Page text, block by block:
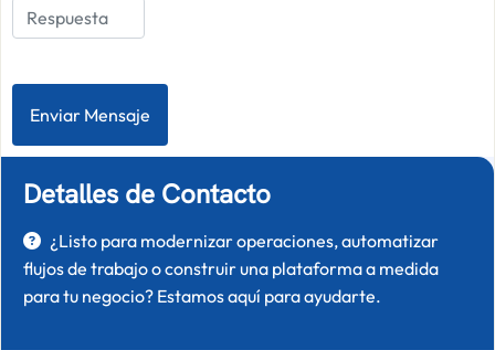
Detalles de Contacto
¿Listo para modernizar operaciones, automatizar
flujos de trabajo o construir una plataforma a medida
para tu negocio? Estamos aquí para ayudarte.